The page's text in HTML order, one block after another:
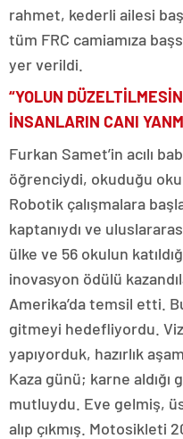
rahmet, kederli ailesi
tüm FRC camiamıza
yer verildi.
“YOLUN
İNSANLARIN CANI
Furkan Samet’in acılı
öğrenciydi, okuduğu
Robotik çalışmalara
kaptanıydı ve
ülke ve 56 okulun
inovasyon ödülü
Amerika’da temsil etti.
gitmeyi hedefliyordu.
yapıyorduk, hazırlık
Kaza günü; karne
mutluydu. Eve gelmiş,
alıp çıkmış. Motosikleti